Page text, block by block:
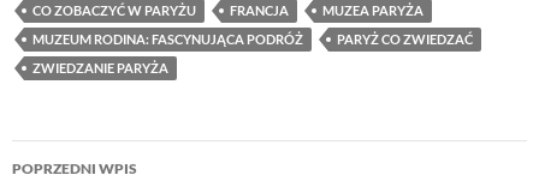
CO ZOBACZYĆ W PARYŻU
FRANCJA
MUZEA PARYŻA
MUZEUM RODINA: FASCYNUJĄCA PODRÓŻ
PARYŻ CO ZWIEDZAĆ
ZWIEDZANIE PARYŻA
Nawigacja
POPRZEDNI WPIS